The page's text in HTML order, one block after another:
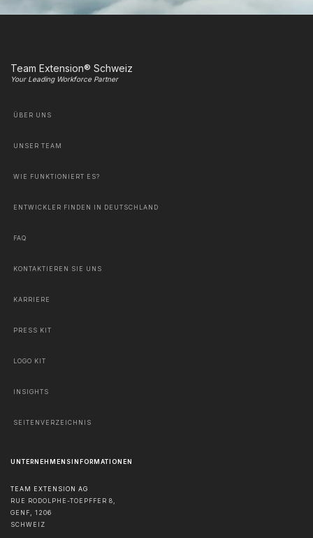
Team Extension® Schweiz
Your Leading Workforce Partner
ÜBER UNS
UNSER TEAM
WIE FUNKTIONIERT ES?
ENTWICKLER FINDEN IN DEUTSCHLAND
FAQ
KONTAKTIEREN SIE UNS
KARRIERE
PRESS KIT
LOGO KIT
INSIGHTS
SEITENVERZEICHNIS
UNTERNEHMENSINFORMATIONEN
TEAM EXTENSION AG
RUE RODOLPHE-TOEPFFER 8,
GENF, 1206
SCHWEIZ